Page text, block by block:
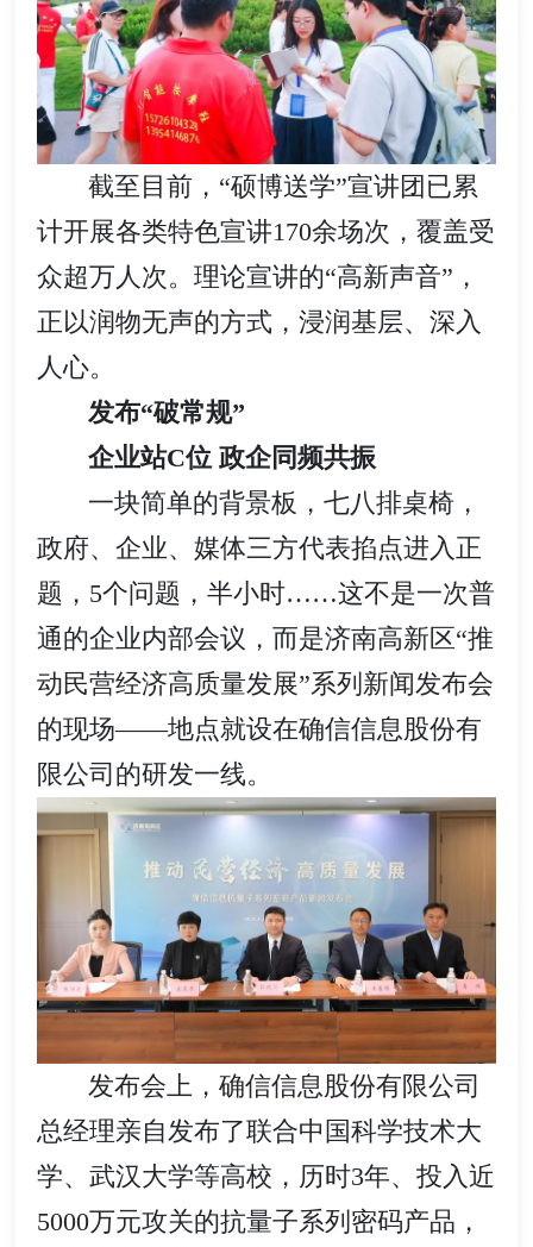
截至目前，“硕博送学”宣讲团已累
计开展各类特色宣讲170余场次，覆盖受
众超万人次。理论宣讲的“高新声音”，
正以润物无声的方式，浸润基层、深入
人心。
发布“破常规”
企业站C位 政企同频共振
一块简单的背景板，七八排桌椅，
政府、企业、媒体三方代表掐点进入正
题，5个问题，半小时……这不是一次普
通的企业内部会议，而是济南高新区“推
动民营经济高质量发展”系列新闻发布会
的现场——地点就设在确信信息股份有
限公司的研发一线。
发布会上，确信信息股份有限公司
总经理亲自发布了联合中国科学技术大
学、武汉大学等高校，历时3年、投入近
5000万元攻关的抗量子系列密码产品，